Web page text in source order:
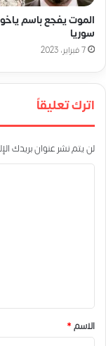
الموت يفجع باسم
سوريا
7 فبراير، 2023
اترك تعليقاً
لن يتم نشر عنوان بريدك
*
الاسم*